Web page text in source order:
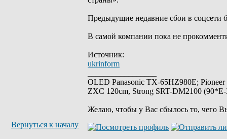
Предыдущие недавние сбои в соцсети
В самой компании пока не
Источник:
ukrinform
OLED Panasonic TX-65HZ980E;
ZXC 120cm, Strong SRT-DM2100
Желаю, чтобы у Вас сбылось то, чего
Вернуться к началу